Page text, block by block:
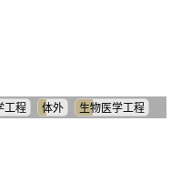
工程 体外
生物医学工程